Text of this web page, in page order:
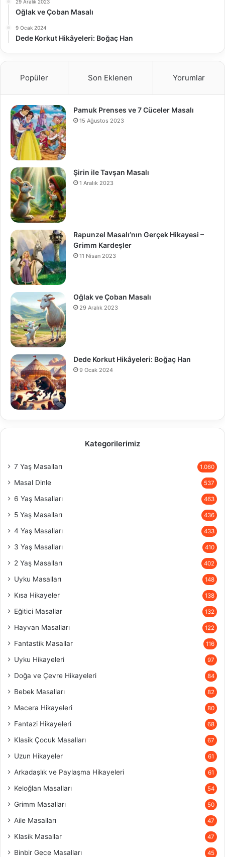
29 Aralık 2023
Oğlak ve Çoban Masalı
9 Ocak 2024
Dede Korkut Hikâyeleri: Boğaç Han
Popüler Son Eklenen Yorumlar
Pamuk Prenses ve 7 Cüceler Masalı
15 Ağustos 2023
Şirin ile Tavşan Masalı
1 Aralık 2023
Rapunzel Masalı’nın Gerçek Hikayesi –
Grimm Kardeşler
11 Nisan 2023
Oğlak ve Çoban Masalı
29 Aralık 2023
Dede Korkut Hikâyeleri: Boğaç Han
9 Ocak 2024
Kategorilerimiz
7 Yaş Masalları 1.060
Masal Dinle 537
6 Yaş Masalları 463
5 Yaş Masalları 436
4 Yaş Masalları 433
3 Yaş Masalları 410
2 Yaş Masalları 402
Uyku Masalları 148
Kısa Hikayeler 138
Eğitici Masallar 132
Hayvan Masalları 122
Fantastik Masallar 116
Uyku Hikayeleri 97
Doğa ve Çevre Hikayeleri 84
Bebek Masalları 82
Macera Hikayeleri 80
Fantazi Hikayeleri 68
Klasik Çocuk Masalları 67
Uzun Hikayeler 61
Arkadaşlık ve Paylaşma Hikayeleri 61
Keloğlan Masalları 54
Grimm Masalları 50
Aile Masalları 47
Klasik Masallar 47
Binbir Gece Masalları 45